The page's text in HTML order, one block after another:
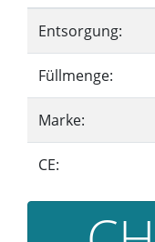
Entsorgung:
Füllmenge:
Marke:
CE: